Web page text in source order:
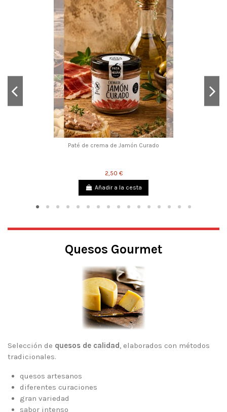
Paté de crema de Jamón Curado
2,50 €
Añadir a la cesta
Quesos Gourmet
Selección de quesos de calidad, elaborados con métodos
tradicionales.
quesos artesanos
diferentes curaciones
gran variedad
sabor intenso